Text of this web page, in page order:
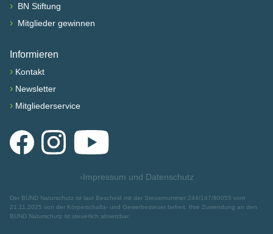
› BN Stiftung
› Mitglieder gewinnen
Informieren
› Kontakt
› Newsletter
› Mitgliederservice
FacebookInstagramYouTube
›Impressum und Datenschutz
Der BUND Naturschutz ist laut Bescheid mit der Steuernummer 244/147/80055 vom
21.11.2025 von der Körperschafts- und Gewerbesteuer befreit. Ihre Zuwendung an den
BUND Naturschutz ist steuerlich absetzbar.